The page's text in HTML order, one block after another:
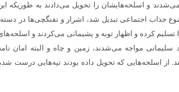
و اسلحه‌هایشان را تحویل می­‌دادند به طوری­که
­کرده و اظهار توبه و پشیمانی می­‌کردند و
سلیمانی مواجه می‌­شدند، زمین و چاه و البته امان
از اسلحه‌­هایی که تحویل داده بودند تپه‌­هایی درست